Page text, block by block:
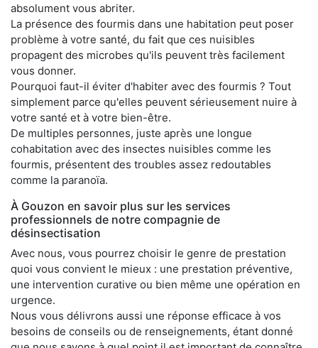
absolument vous abriter.
La présence des fourmis dans une habitation peut poser
problème à votre santé, du fait que ces nuisibles
propagent des microbes qu'ils peuvent très facilement
vous donner.
Pourquoi faut-il éviter d'habiter avec des fourmis ? Tout
simplement parce qu'elles peuvent sérieusement nuire à
votre santé et à votre bien-être.
De multiples personnes, juste après une longue
cohabitation avec des insectes nuisibles comme les
fourmis, présentent des troubles assez redoutables
comme la paranoïa.
À Gouzon en savoir plus sur les services
professionnels de notre compagnie de
désinsectisation
Avec nous, vous pourrez choisir le genre de prestation
quoi vous convient le mieux : une prestation préventive,
une intervention curative ou bien même une opération en
urgence.
Nous vous délivrons aussi une réponse efficace à vos
besoins de conseils ou de renseignements, étant donné